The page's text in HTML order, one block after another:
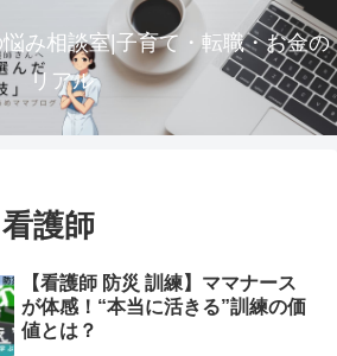
み相談室|子育て・転職・お金の
リアル
護師
【看護師 防災 訓練】ママナース
が体感！“本当に活きる”訓練の価
値とは？